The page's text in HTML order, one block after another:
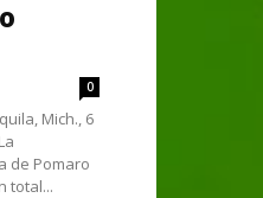
0
Mich., 6
de Pomaro
total...